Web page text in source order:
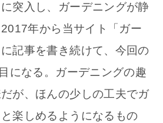
突入し、ガーデニングが静
年から当サイト「ガー
記事を書き続けて、今回の
になる。ガーデニングの趣
が、ほんの少しの工夫でガ
楽しめるようになるもの